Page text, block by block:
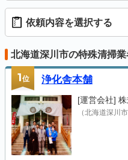
依頼内容を選択する
北海道深川市の特殊清掃
1位 浄化舎本舗
[運営会社]
（北海道深川